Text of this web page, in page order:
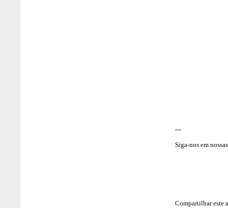
---
Siga-nos em
Compartilhar este